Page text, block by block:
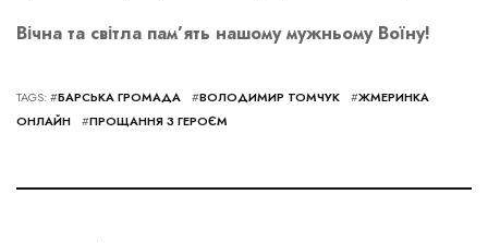
Вічна та світла пам’ять нашому мужньому Воїну!
TAGS: #БАРСЬКА ГРОМАДА #ВОЛОДИМИР ТОМЧУК #ЖМЕРИНКА
ОНЛАЙН
#ПРОЩАННЯ З ГЕРОЄМ